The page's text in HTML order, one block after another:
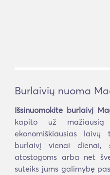
Burlaivių nuoma
Išsinuomokite burlaivį
kapito už
ekonomiškiausias laivų
burlaivį vienai dienai,
atostogoms arba net
suteiks jums galimybę